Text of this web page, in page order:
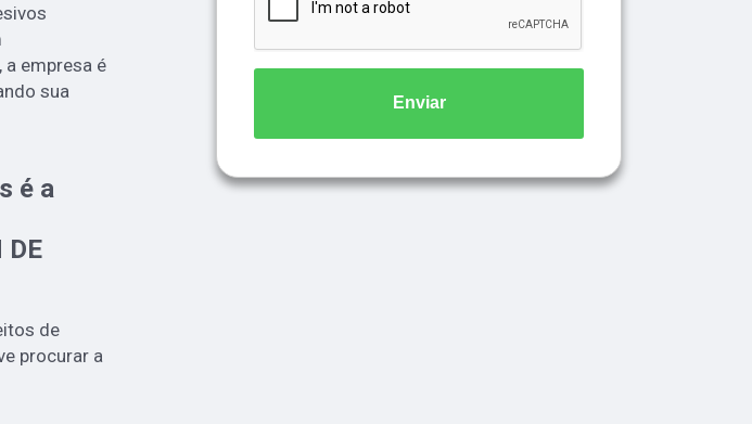
empresa é
sua
é a
DE
de
procurar a
Enviar